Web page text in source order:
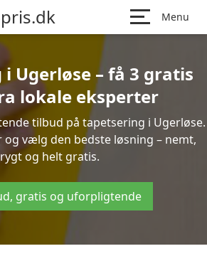
Menu
Ugerløse – få 3 gratis
lokale eksperter
tilbud på tapetsering i Ugerløse.
og vælg den bedste løsning – nemt,
og helt gratis.
gratis og uforpligtende